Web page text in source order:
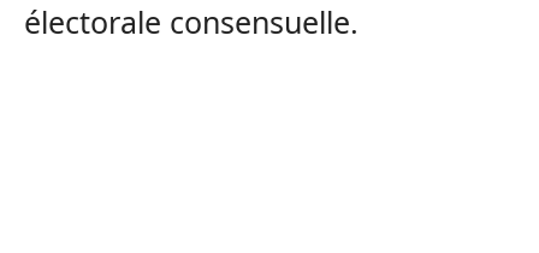
électorale consensuelle.